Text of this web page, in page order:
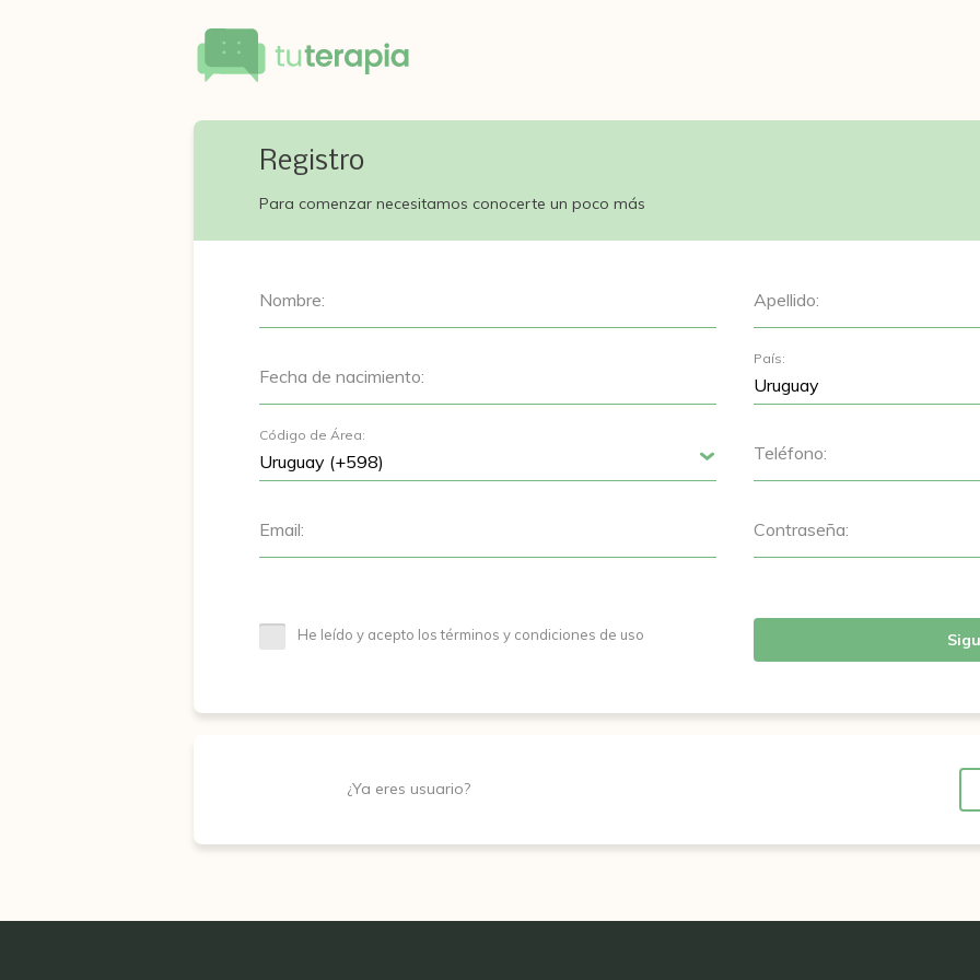
Registro
Para comenzar necesitamos conocerte un poco más
Nombre: Apellido:
Fecha de nacimiento:
País:
Código de Área:
Teléfono:
Email: Contraseña:
He leído y acepto los términos y condiciones de uso
¿Ya eres usuario?